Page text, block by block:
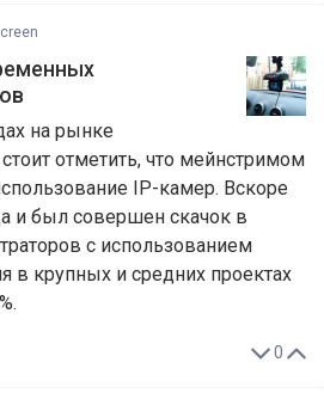
на рынке
отметить, что мейнстримом
ІР-камер. Вскоре
и был совершен скачок в
с использованием
в крупных и средних проектах
0